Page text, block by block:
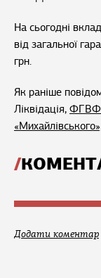
На сьогодні
від загальної
грн.
Як раніше
Ліквідація,
Додати коментар